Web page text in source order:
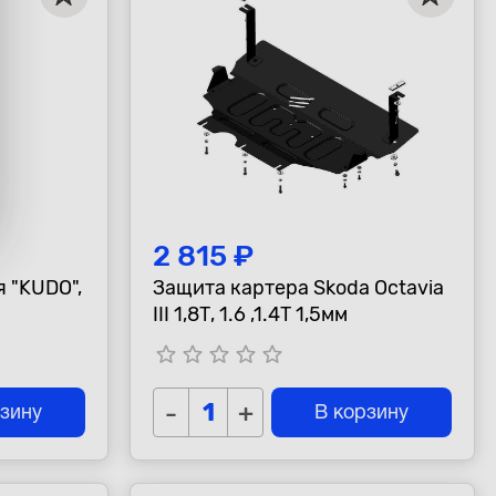
"KUDO",
2 815 ₽
Защита картера Skoda Octavia
III 1,8Т, 1.6 ,1.4Т 1,5мм
star_border star_border star_border star_border star_border
- + В корзину